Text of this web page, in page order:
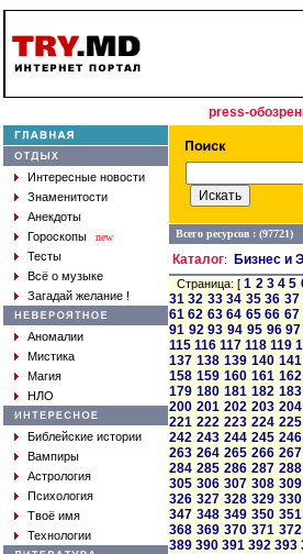
press-
Интересные новости
Знаменитости
Анекдоты
Гороскопы
new
Тесты
Всё о музыке
Загадай желание !
Аномалии
Мистика
Магия
НЛО
Библейские истории
Вампиры
Астрология
Психология
Твоё имя
Технологии
Всего ресурсов : (97721)
Каталог: Бизнес и
Страница: [1 2 3 4 5
31 32 33 34 35 36 37
61 62 63 64 65 66 67
91 92 93 94 95 96 97
115 116 117 118 119
137 138 139 140 141
158 159 160 161 162
179 180 181 182 183
200 201 202 203 204
221 222 223 224 225
242 243 244 245 246
263 264 265 266 267
284 285 286 287 288
305 306 307 308 309
326 327 328 329 330
347 348 349 350 351
368 369 370 371 372
389 390 391 392 393